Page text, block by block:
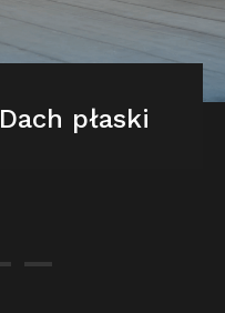
Dach płaski